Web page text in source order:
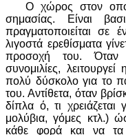
Ο χώρος στον οποίο
σημασίας. Είναι
πραγματοποιείται
λιγοστά ερεθίσματα
προσοχή του. Όταν
συνομιλίες,
πολύ δύσκολο για το
του. Αντίθετα, όταν
δίπλα ό, τι χρειάζεται
μολύβια, γόμες κτλ.)
κάθε φορά και να τα